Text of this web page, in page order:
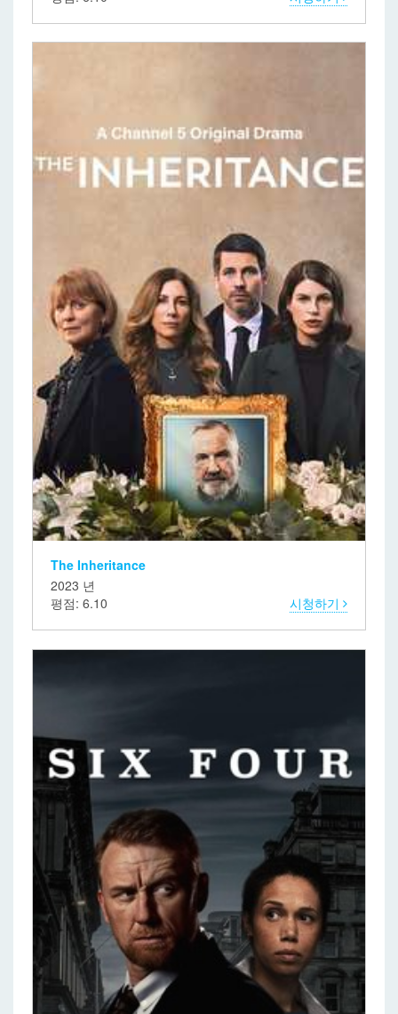
The Inheritance
2023 년
평점: 6.10
시청하기